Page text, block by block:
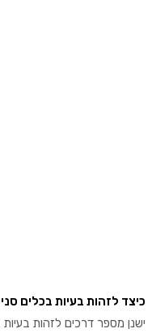
לזהות בעיות בכלים סניטריים
מספר דרכים לזהות בעיות